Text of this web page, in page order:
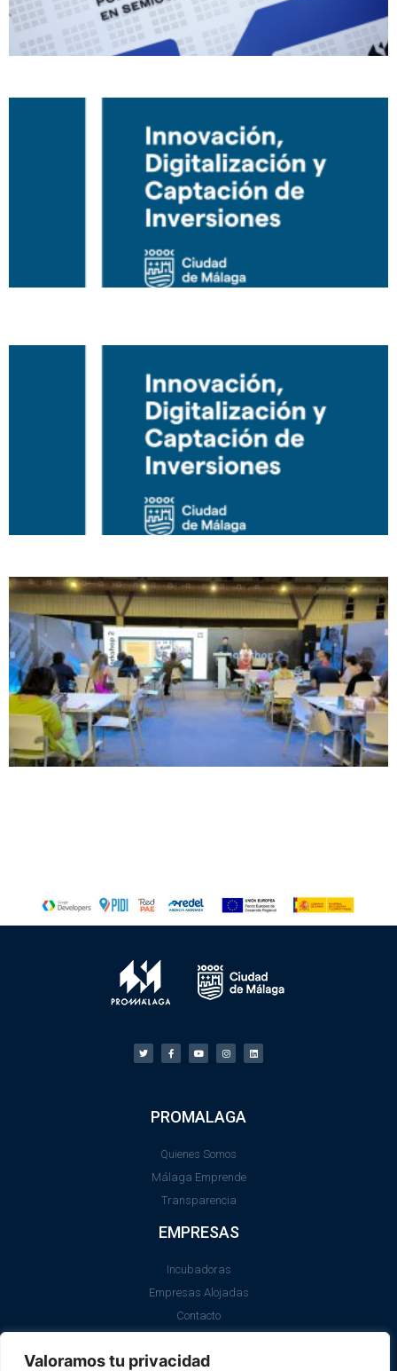
Valoramos tu privacidad
PROMALAGA
Quienes Somos
Málaga Emprende
Transparencia
EMPRESAS
Incubadoras
Empresas Alojadas
Contacto